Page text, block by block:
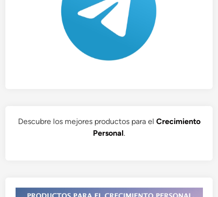
Descubre los mejores productos para el Crecimiento
Personal.